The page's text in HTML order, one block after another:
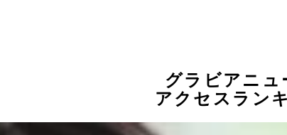
グラビアニュ
アクセスラン